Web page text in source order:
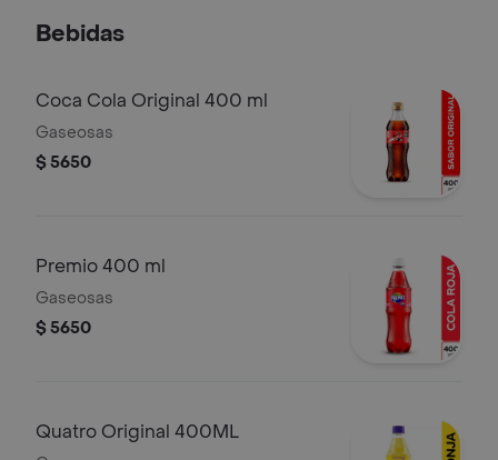
Bebidas
Coca Cola Original 400 ml
Gaseosas
$ 5650
Premio 400 ml
Gaseosas
$ 5650
Quatro Original 400ML